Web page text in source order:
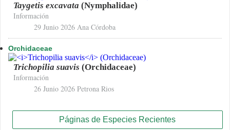
Taygetis excavata (Nymphalidae)
Información
29 Junio 2026 Ana Córdoba
Orchidaceae
Trichopilia suavis (Orchidaceae)
Información
26 Junio 2026 Petrona Rios
Páginas de Especies Recientes